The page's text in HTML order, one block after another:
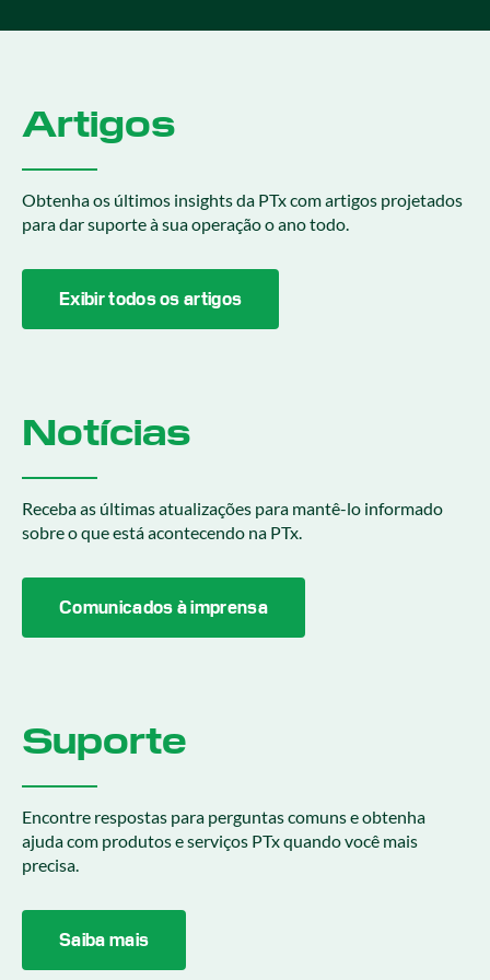
Artigos
Obtenha os últimos insights da PTx com artigos projetados
para dar suporte à sua operação o ano todo.
Exibir todos os artigos
Notícias
Receba as últimas atualizações para mantê-lo informado
sobre o que está acontecendo na PTx.
Comunicados à imprensa
Suporte
Encontre respostas para perguntas comuns e obtenha
ajuda com produtos e serviços PTx quando você mais
precisa.
Saiba mais